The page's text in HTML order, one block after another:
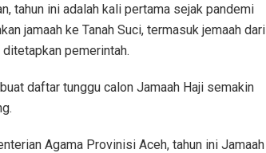
tahun ini adalah kali pertama sejak pandemi
jamaah ke Tanah Suci, termasuk jemaah dari
pemerintah.
daftar tunggu calon Jamaah Haji semakin
Agama Provinisi Aceh, tahun ini Jamaah